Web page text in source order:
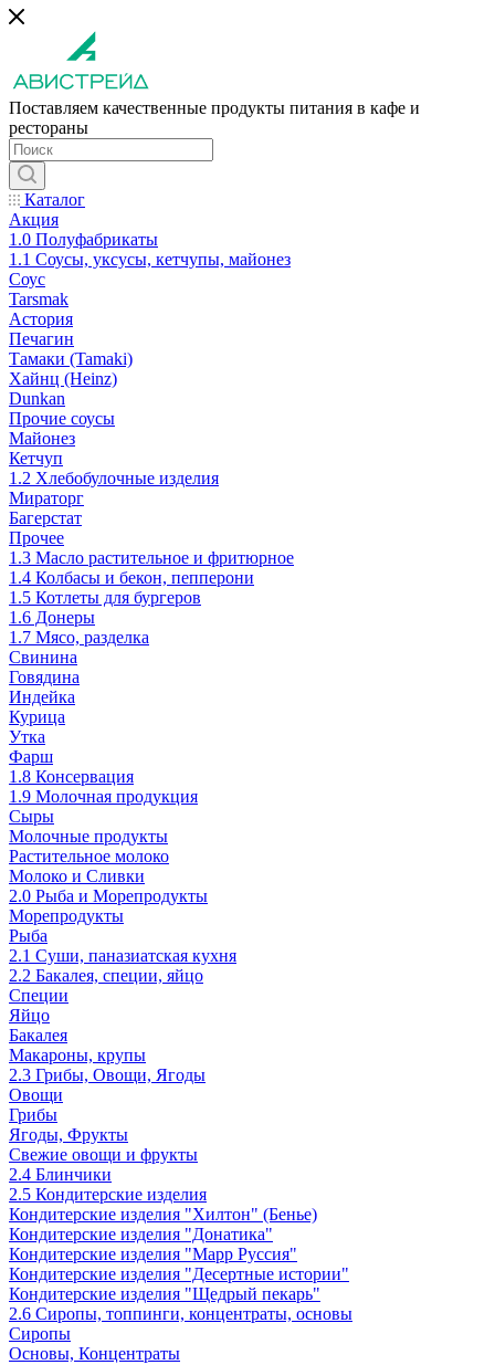
Поставляем качественные продукты питания в кафе и
рестораны
Каталог
Акция
1.0 Полуфабрикаты
1.1 Соусы, уксусы, кетчупы, майонез
Соус
Tarsmak
Астория
Печагин
Тамаки (Tamaki)
Хайнц (Heinz)
Dunkan
Прочие соусы
Майонез
Кетчуп
1.2 Хлебобулочные изделия
Мираторг
Багерстат
Прочее
1.3 Масло растительное и фритюрное
1.4 Колбасы и бекон, пепперони
1.5 Котлеты для бургеров
1.6 Донеры
1.7 Мясо, разделка
Свинина
Говядина
Индейка
Курица
Утка
Фарш
1.8 Консервация
1.9 Молочная продукция
Сыры
Молочные продукты
Растительное молоко
Молоко и Сливки
2.0 Рыба и Морепродукты
Морепродукты
Рыба
2.1 Суши, паназиатская кухня
2.2 Бакалея, специи, яйцо
Специи
Яйцо
Бакалея
Макароны, крупы
2.3 Грибы, Овощи, Ягоды
Овощи
Грибы
Ягоды, Фрукты
Свежие овощи и фрукты
2.4 Блинчики
2.5 Кондитерские изделия
Кондитерские изделия "Хилтон" (Бенье)
Кондитерские изделия "Донатика"
Кондитерские изделия "Марр Руссия"
Кондитерские изделия "Десертные истории"
Кондитерские изделия "Щедрый пекарь"
2.6 Сиропы, топпинги, концентраты, основы
Сиропы
Основы, Концентраты